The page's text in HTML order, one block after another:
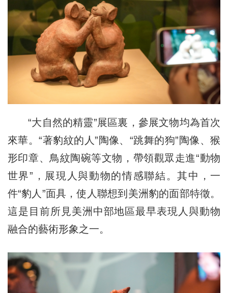
“大自然的精靈”展區裏，參展文物均為首次
來華。“著豹紋的人”陶像、“跳舞的狗”陶像、猴
形印章、鳥紋陶碗等文物，帶領觀眾走進“動物
世界”，展現人與動物的情感聯結。其中，一
件“豹人”面具，使人聯想到美洲豹的面部特徵。
這是目前所見美洲中部地區最早表現人與動物
融合的藝術形象之一。